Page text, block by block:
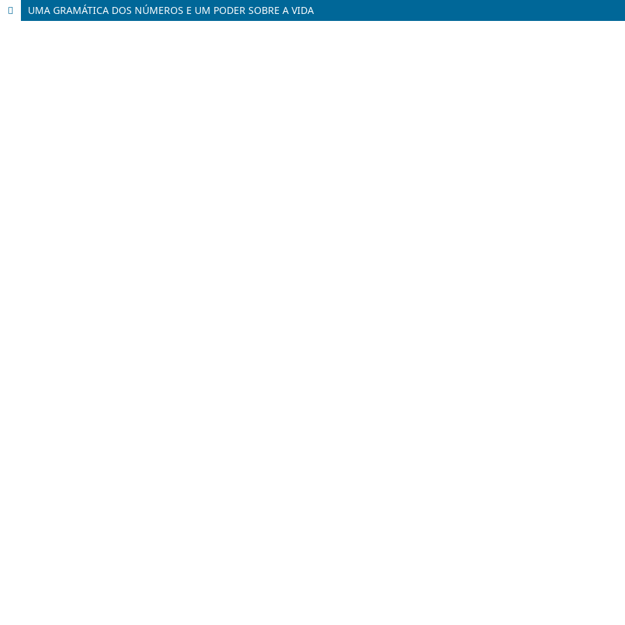
UMA GRAMÁTICA DOS NÚMEROS E UM PODER SOBRE A VIDA